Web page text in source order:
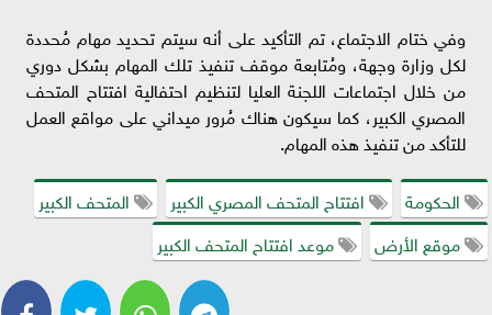
وفي ختام الاجتماع، تم التأكيد على أنه سيتم تحديد مهام مُحددة
لكل وزارة وجهة، ومُتابعة موقف تنفيذ تلك المهام بشكل دوري
من خلال اجتماعات اللجنة العليا لتنظيم احتفالية افتتاح المتحف
المصري الكبير، كما سيكون هناك مُرور ميداني على مواقع العمل
للتأكد من تنفيذ هذه المهام.
الحكومة
افتتاح المتحف المصري الكبير
المتحف الكبير
موقع الأرض
موعد افتتاح المتحف الكبير